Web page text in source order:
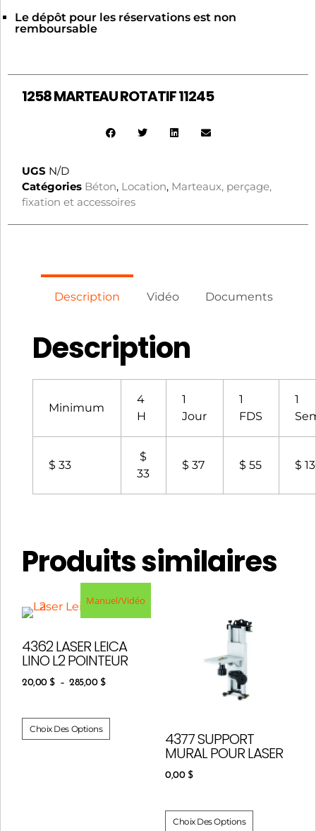
Le dépôt pour les réservations est non
remboursable
1258 MARTEAU ROTATIF 11245
UGS N/D
Catégories Béton, Location, Marteaux, perçage,
fixation et accessoires
Description Vidéo Documents
Description
Minimum
4
H
1
Jour
1
FDS
1
$ 33
$
33
$ 37 $ 55 $
Produits similaires
Manuel/Vidéo
4362 LASER LEICA
LINO L2 POINTEUR
20,00$ – 285,00 $
Choix Des Options
4377 SUPPORT
MURAL POUR LASER
0,00 $
Choix Des Options